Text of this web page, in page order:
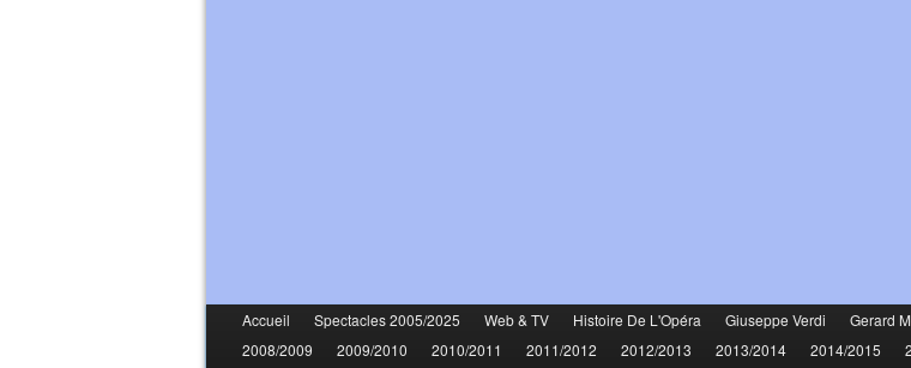
Accueil Spectacles 2005/2025 Web & TV Histoire De L'Opéra Giuseppe Verdi Gerard
2008/2009
2009/2010 2010/2011 2011/2012 2012/2013 2013/2014 2014/2015